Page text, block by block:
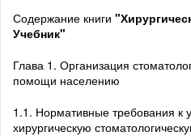
Содержание книги
Учебник"
Глава 1. Организация
помощи населению
1.1. Нормативные требования
хирургическую